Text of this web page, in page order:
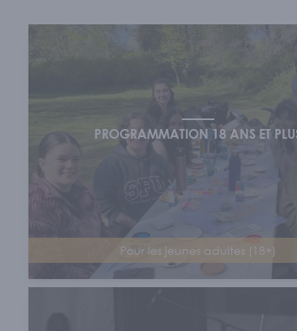
PROGRAMMATION 18 ANS ET
Pour les jeunes adultes (18+)